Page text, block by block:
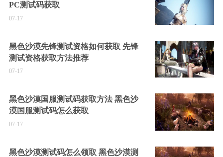
PC测试码获取
07-17
黑色沙漠先锋测试资格如何获取 先锋
测试资格获取方法推荐
07-17
黑色沙漠国服测试码获取方法 黑色沙
漠国服测试码怎么获取
07-17
黑色沙漠测试码怎么领取 黑色沙漠测